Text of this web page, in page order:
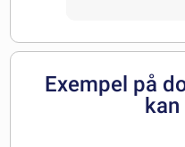
Exempel på